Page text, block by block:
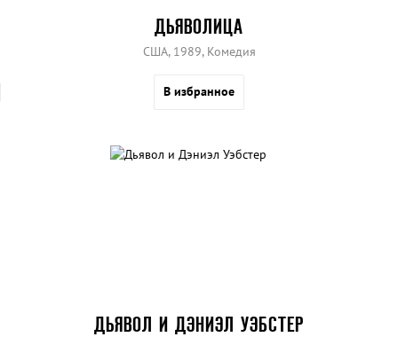
ДЬЯВОЛИЦА
США, 1989, Комедия
В избранное
ДЬЯВОЛ И ДЭНИЭЛ УЭБСТЕР